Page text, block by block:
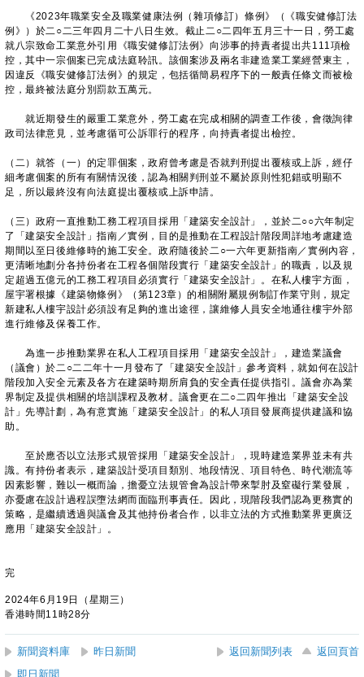
《2023年職業安全及職業健康法例（雜項修訂）條例》（《職安健修訂法
例》）於二○二三年四月二十八日生效。截止二○二四年五月三十一日，勞工處
就八宗致命工業意外引用《職安健修訂法例》向涉事的持責者提出共111項檢
控，其中一宗個案已完成法庭聆訊。該個案涉及兩名非建造業工業經營東主，
因違反《職安健修訂法例》的規定，包括循簡易程序下的一般責任條文而被檢
控，最終被法庭分別罰款五萬元。
就近期發生的嚴重工業意外，勞工處在完成相關的調查工作後，會徵詢律
政司法律意見，並考慮循可公訴罪行的程序，向持責者提出檢控。
（二）就答（一）的定罪個案，政府曾考慮是否就判刑提出覆核或上訴，經仔
細考慮個案的所有有關情況後，認為相關判刑並不屬於原則性犯錯或明顯不
足，所以最終沒有向法庭提出覆核或上訴申請。
（三）政府一直推動工務工程項目採用「建築安全設計」，並於二○○六年制定
了「建築安全設計」指南／實例，目的是推動在工程設計階段周詳地考慮建造
期間以至日後維修時的施工安全。政府隨後於二○一六年更新指南／實例內容，
更清晰地劃分各持份者在工程各個階段實行「建築安全設計」的職責，以及規
定超過五億元的工務工程項目必須實行「建築安全設計」。在私人樓宇方面，
屋宇署根據《建築物條例》（第123章）的相關附屬規例制訂作業守則，規定
新建私人樓宇設計必須設有足夠的進出途徑，讓維修人員安全地通往樓宇外部
進行維修及保養工作。
為進一步推動業界在私人工程項目採用「建築安全設計」，建造業議會
（議會）於二○二二年十一月發布了「建築安全設計」參考資料，就如何在設計
階段加入安全元素及各方在建築時期所肩負的安全責任提供指引。議會亦為業
界制定及提供相關的培訓課程及教材。議會更在二○二四年推出「建築安全設
計」先導計劃，為有意實施「建築安全設計」的私人項目發展商提供建議和協
助。
至於應否以立法形式規管採用「建築安全設計」，現時建造業界並未有共
識。有持份者表示，建築設計受項目類別、地段情況、項目特色、時代潮流等
因素影響，難以一概而論，擔憂立法規管會為設計帶來掣肘及窒礙行業發展，
亦憂慮在設計過程誤墮法網而面臨刑事責任。因此，現階段我們認為更務實的
策略，是繼續透過與議會及其他持份者合作，以非立法的方式推動業界更廣泛
應用「建築安全設計」。
完
2024年6月19日（星期三）
香港時間11時28分
新聞資料庫 昨日新聞 返回新聞列表
返回頁首
即日新聞